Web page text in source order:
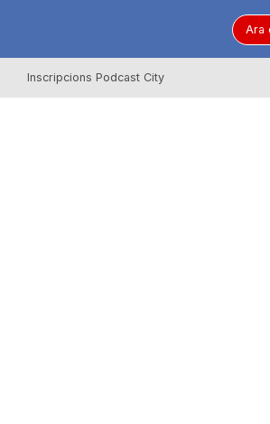
Ara
Inscripcions Podcast City